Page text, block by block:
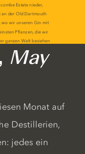
May
Monat auf
Destillerien,
jedes ein